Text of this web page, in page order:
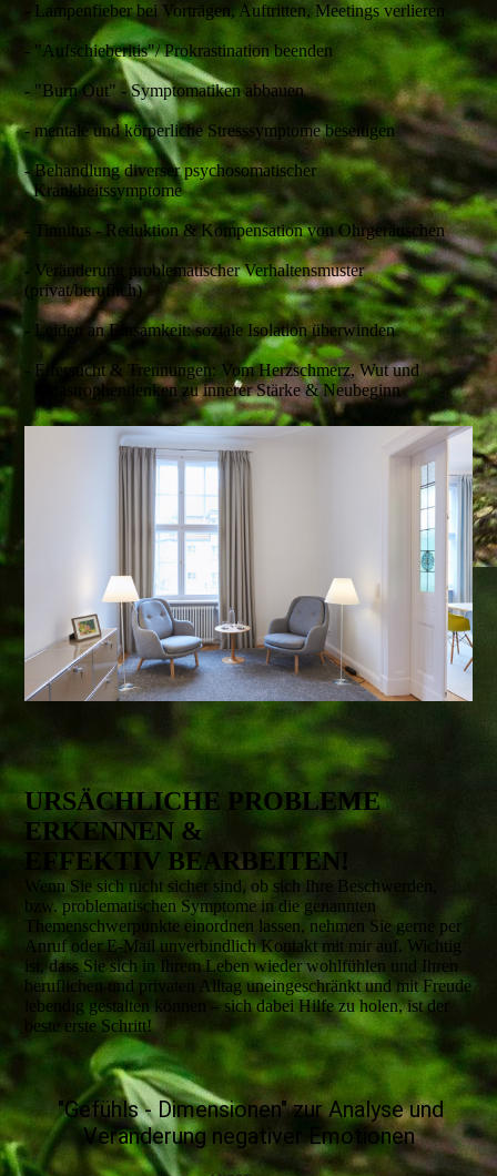
- Lampenfieber bei Vorträgen, Auftritten, Meetings verlieren
- "Aufschieberitis"/ Prokrastination beenden
- "Burn Out" - Symptomatiken abbauen
- mentale und körperliche Stresssymptome beseitigen
- Behandlung diverser psychosomatischer
Krankheitssymptome
- Tinnitus - Reduktion & Kompensation von Ohrgeräuschen
- Veränderung problematischer Verhaltensmuster
(privat/beruflich)
- Leiden an Einsamkeit: soziale Isolation überwinden
- Eifersucht & Trennungen: Vom Herzschmerz, Wut und
Katastrophendenken zu innerer Stärke & Neubeginn
URSÄCHLICHE PROBLEME
ERKENNEN &
EFFEKTIV BEARBEITEN!
Wenn Sie sich nicht sicher sind, ob sich Ihre Beschwerden,
bzw. problematischen Symptome in die genannten
Themenschwerpunkte einordnen lassen, nehmen Sie gerne per
Anruf oder E-Mail unverbindlich Kontakt mit mir auf. Wichtig
ist, dass Sie sich in Ihrem Leben wieder wohlfühlen und Ihren
beruflichen und privaten Alltag uneingeschränkt und mit Freude
lebendig gestalten können – sich dabei Hilfe zu holen, ist der
beste erste Schritt!
"Gefühls - Dimensionen" zur Analyse und
Veränderung negativer Emotionen